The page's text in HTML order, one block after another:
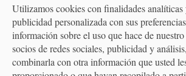
Utilizamos cookies con finalidades analíticas
publicidad personalizada con sus
información sobre el uso que hace de
socios de redes sociales, publicidad y
combinarla con otra información que usted